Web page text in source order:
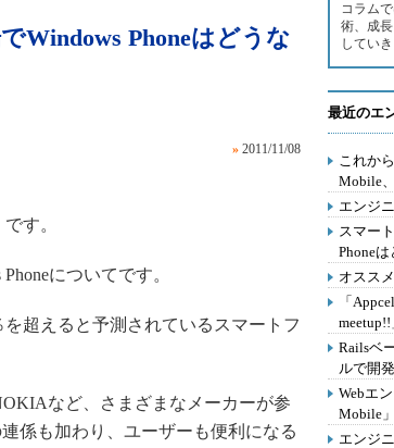
Windows Phoneはどうな
» 2011/11/08
す。
についてです。
超えると予測されているスマートフ
など、さまざまなメーカーが参
係も加わり、ユーザーも便利になる
コラム
術、成
していき
最近のエ
これか
Mobile
エンジ
スマー
Phoneは
オスス
「
Railsベ
ルで開発
Webエ
Mobile」
エンジ